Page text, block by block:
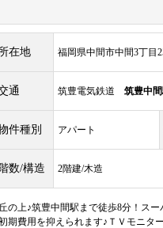
在地 福岡県中間市中間3丁目
通 筑豊電気鉄道 筑豊中
件種別 アパート
階数/構造 2階建/木造
上♪筑豊中間駅まで徒歩8分！ス
期費用を抑えられます♪ＴＶモニタ